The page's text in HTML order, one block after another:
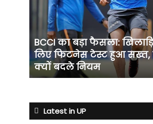
फैसला:
खिलाड़ियों
फिटनेस
टेस्ट
हुआ
सख्त,
बदले
नियम
BCCI का बड़ा फैसला:
लिए फिटनेस टेस्ट हुआ सख्त,
क्यों बदले नियम
Latest in UP